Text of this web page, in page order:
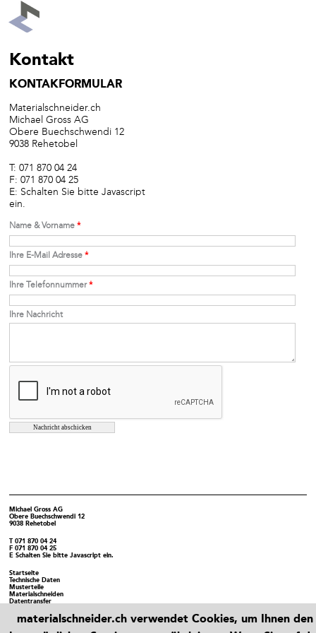
Kontakt
KONTAKFORMULAR
Materialschneider.ch
Michael Gross AG
Obere Buechschwendi 12
9038 Rehetobel
T: 071 870 04 24
F: 071 870 04 25
E: Schalten Sie bitte Javascript
ein.
Name & Vorname*
Ihre E-Mail Adresse*
Ihre Telefonnummer*
Ihre Nachricht
Michael Gross AG
Obere Buechschwendi 12
9038 Rehetobel
T071 870 04 24
F 071 870 04 25
E Schalten Sie bitte Javascript ein.
Startseite
Technische Daten
Musterteile
Materialschneiden
Datentransfer
materialschneider.ch verwendet Cookies, um Ihnen den